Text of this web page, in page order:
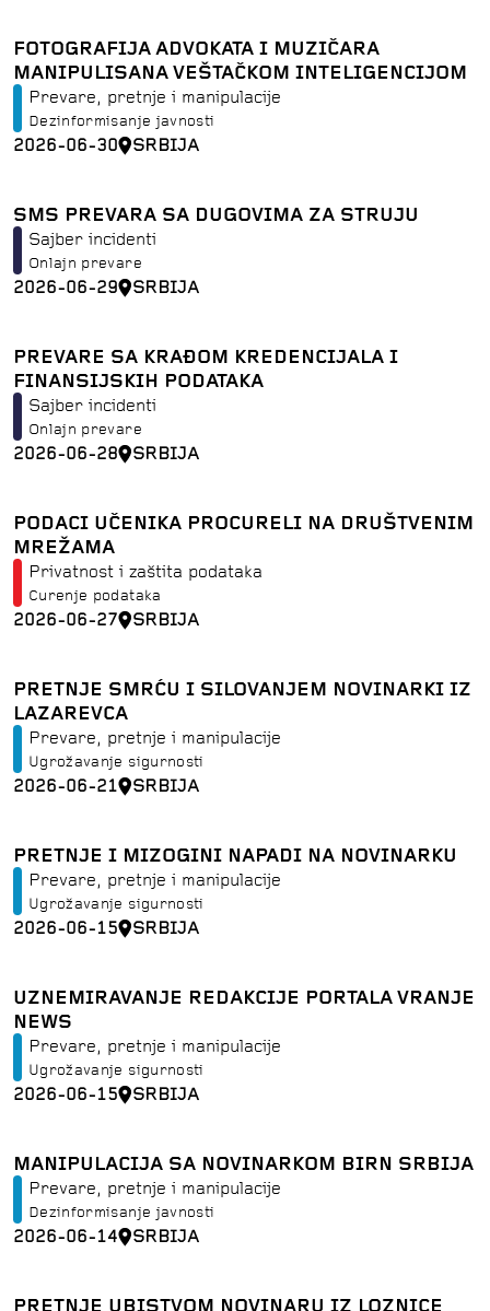
FOTOGRAFIJA ADVOKATA I MUZIČARA
MANIPULISANA VEŠTAČKOM INTELIGENCIJOM
Prevare, pretnje i manipulacije
Dezinformisanje javnosti
2026-06-30 SRBIJA
SMS PREVARA SA DUGOVIMA ZA STRUJU
Sajber incidenti
Onlajn prevare
2026-06-29 SRBIJA
PREVARE SA KRAĐOM KREDENCIJALA I
FINANSIJSKIH PODATAKA
Sajber incidenti
Onlajn prevare
2026-06-28 SRBIJA
PODACI UČENIKA PROCURELI NA DRUŠTVENIM
MREŽAMA
Privatnost i zaštita podataka
Curenje podataka
2026-06-27 SRBIJA
PRETNJE SMRĆU I SILOVANJEM NOVINARKI IZ
LAZAREVCA
Prevare, pretnje i manipulacije
Ugrožavanje sigurnosti
2026-06-21 SRBIJA
PRETNJE I MIZOGINI NAPADI NA NOVINARKU
Prevare, pretnje i manipulacije
Ugrožavanje sigurnosti
2026-06-15 SRBIJA
UZNEMIRAVANJE REDAKCIJE PORTALA VRANJE
NEWS
Prevare, pretnje i manipulacije
Ugrožavanje sigurnosti
2026-06-15 SRBIJA
MANIPULACIJA SA NOVINARKOM BIRN SRBIJA
Prevare, pretnje i manipulacije
Dezinformisanje javnosti
2026-06-14 SRBIJA
PRETNJE UBISTVOM NOVINARU IZ LOZNICE